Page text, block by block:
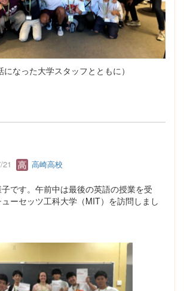
になった大学スタッフとともに）
21 高崎高校
です。午前中は最後の英語の授業を受
ーセッツ工科大学（MIT）を訪問しまし